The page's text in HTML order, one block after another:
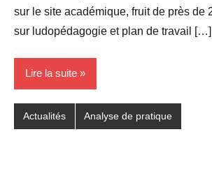
sur le site académique, fruit de près de
sur ludopédagogie et plan de travail […]
Lire la suite
Actualités Analyse de pratique